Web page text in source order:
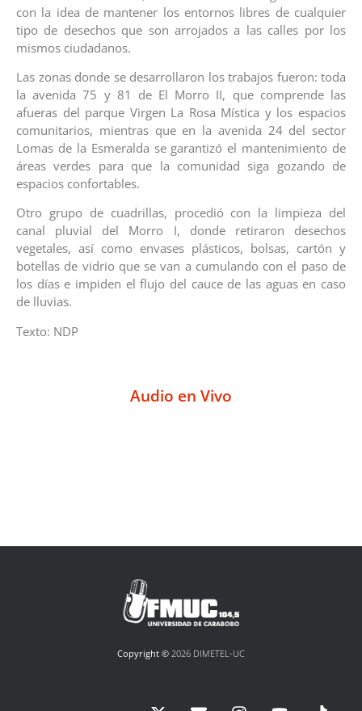
con la idea de mantener los entornos libres de cualquier
tipo de desechos que son arrojados a las calles por los
mismos ciudadanos.
Las zonas donde se desarrollaron los trabajos fueron: toda
la avenida 75 y 81 de El Morro II, que comprende las
afueras del parque Virgen La Rosa Mística y los espacios
comunitarios, mientras que en la avenida 24 del sector
Lomas de la Esmeralda se garantizó el mantenimiento de
áreas verdes para que la comunidad siga gozando de
espacios confortables.
Otro grupo de cuadrillas, procedió con la limpieza del
canal pluvial del Morro I, donde retiraron desechos
vegetales, así como envases plásticos, bolsas, cartón y
botellas de vidrio que se van a cumulando con el paso de
los días e impiden el flujo del cauce de las aguas en caso
de lluvias.
Texto: NDP
Audio en Vivo
Copyright © 2026 DIMETEL-UC